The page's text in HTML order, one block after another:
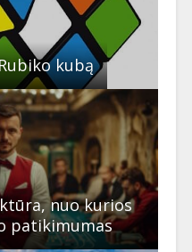
kubą
nuo kurios
patikimumas